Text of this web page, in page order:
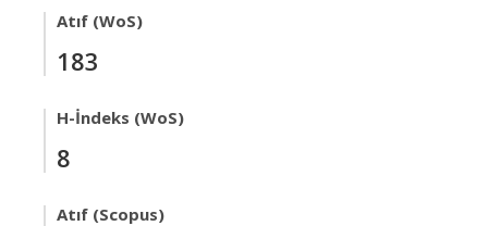
Atıf (WoS)
183
H-İndeks (WoS)
8
Atıf (Scopus)